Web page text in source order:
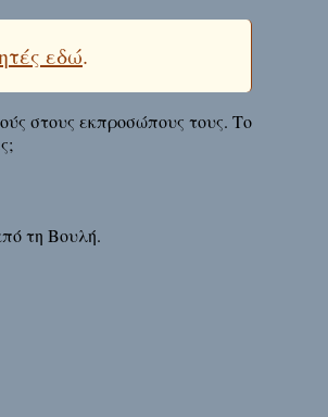
εδώ.
στους εκπροσώπους τους. Το
τη Βουλή.